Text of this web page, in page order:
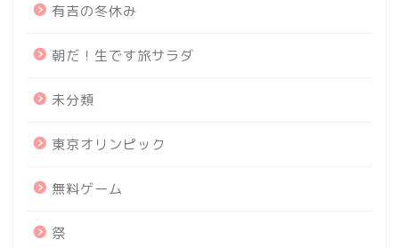
有吉の冬休み
朝だ！生です旅サラダ
未分類
東京オリンピック
無料ゲーム
祭